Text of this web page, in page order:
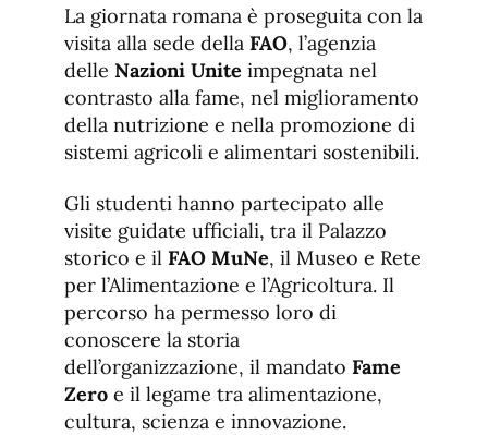
La giornata romana è proseguita con la
visita alla sede della FAO, l’agenzia
delle Nazioni Unite impegnata nel
contrasto alla fame, nel miglioramento
della nutrizione e nella promozione di
sistemi agricoli e alimentari sostenibili.
Gli studenti hanno partecipato alle
visite guidate ufficiali, tra il Palazzo
storico e il FAO MuNe, il Museo e Rete
per l’Alimentazione e l’Agricoltura. Il
percorso ha permesso loro di
conoscere la storia
dell’organizzazione, il mandato Fame
Zero e il legame tra alimentazione,
cultura, scienza e innovazione.